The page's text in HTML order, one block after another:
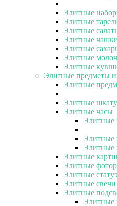
Элитные
Элитные
Элитные
Элитные чашки
Элитные
Элитные
Элитные
Элитные предметы
Элитные
Элитные
Элитные часы
Элитные
Элитные
Элитные
Элитные
Элитные
Элитные
Элитные свечи
Элитные
Элитные